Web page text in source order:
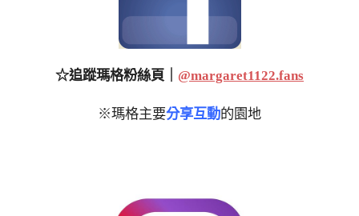
☆追蹤瑪格粉絲頁｜ @margaret1122.fans
※瑪格主要分享互動的園地